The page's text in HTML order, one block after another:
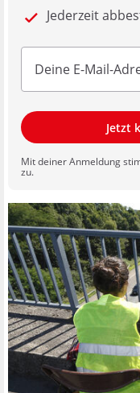
Jederzeit
Jetzt
Mit deiner Anmeldung
zu.